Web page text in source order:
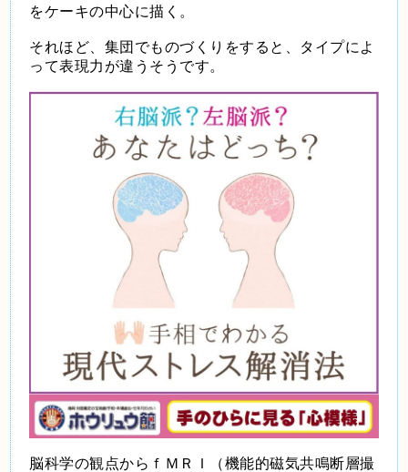
をケーキの中心に描く。
それほど、集団でものづくりをすると、タイプによ
って表現力が違うそうです。
脳科学の観点からｆＭＲＩ（機能的磁気共鳴断層撮